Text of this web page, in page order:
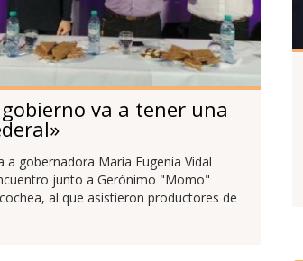
va a tener una
a gobernadora María Eugenia Vidal
junto a Gerónimo "Momo"
al que asistieron productores de